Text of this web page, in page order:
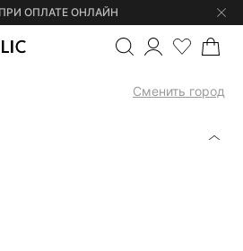
ПРИ ОПЛАТЕ ОНЛАЙН
Сменить город
ПРЯМЫЕ ДЖИНСЫ